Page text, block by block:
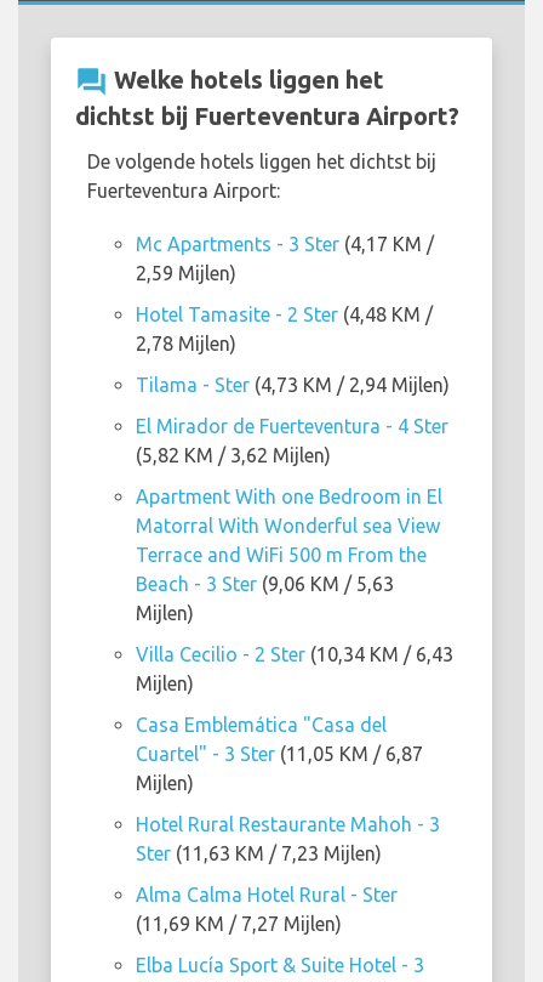
question_answer Welke hotels liggen het
dichtst bij Fuerteventura Airport?
De volgende hotels liggen het dichtst bij
Fuerteventura Airport:
Mc Apartments - 3 Ster (4,17 KM /
2,59 Mijlen)
Hotel Tamasite - 2 Ster (4,48 KM /
2,78 Mijlen)
Tilama - Ster (4,73 KM / 2,94 Mijlen)
El Mirador de Fuerteventura - 4 Ster
(5,82 KM / 3,62 Mijlen)
Apartment With one Bedroom in El
Matorral With Wonderful sea View
Terrace and WiFi 500 m From the
Beach - 3 Ster (9,06 KM / 5,63
Mijlen)
Villa Cecilio - 2 Ster (10,34 KM / 6,43
Mijlen)
Casa Emblemática "Casa del
Cuartel" - 3 Ster (11,05 KM / 6,87
Mijlen)
Hotel Rural Restaurante Mahoh - 3
Ster (11,63 KM / 7,23 Mijlen)
Alma Calma Hotel Rural - Ster
(11,69 KM / 7,27 Mijlen)
Elba Lucía Sport & Suite Hotel - 3